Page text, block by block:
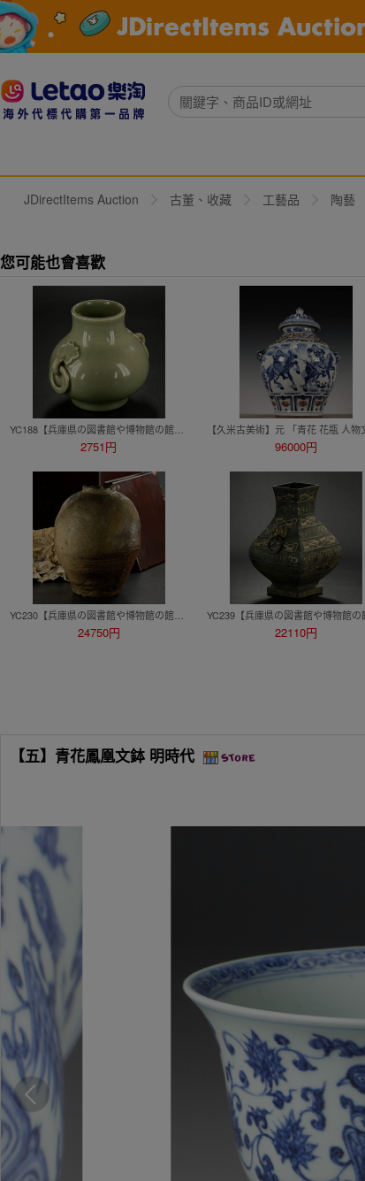
JDirectItems Auction 古董、收藏 工藝品 陶藝
您可能也會喜歡
2751円 96000円
24750円 22110円
【五】青花鳳凰文鉢 明時代